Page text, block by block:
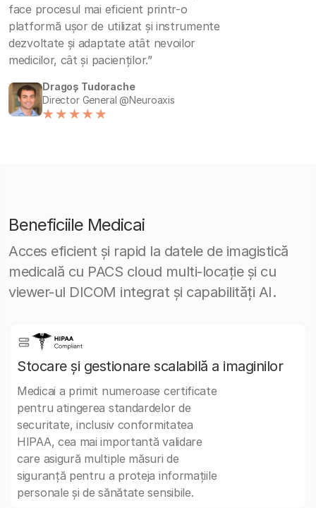
face procesul mai eficient printr-o
platformă ușor de utilizat și instrumente
dezvoltate și adaptate atât nevoilor
medicilor, cât și pacienților.”
Dragoș Tudorache
Director General @Neuroaxis
Beneficiile Medicai
Acces eficient și rapid la datele de imagistică
medicală cu PACS cloud multi-locație și cu
viewer-ul DICOM integrat și capabilități AI.
Stocare și gestionare scalabilă a imaginilor
Medicai a primit numeroase certificate
pentru atingerea standardelor de
securitate, inclusiv conformitatea
HIPAA, cea mai importantă validare
care asigură multiple măsuri de
siguranță pentru a proteja informațiile
personale și de sănătate sensibile.